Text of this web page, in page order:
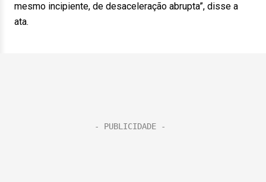
mesmo incipiente, de desaceleração abrupta”, disse a
ata.